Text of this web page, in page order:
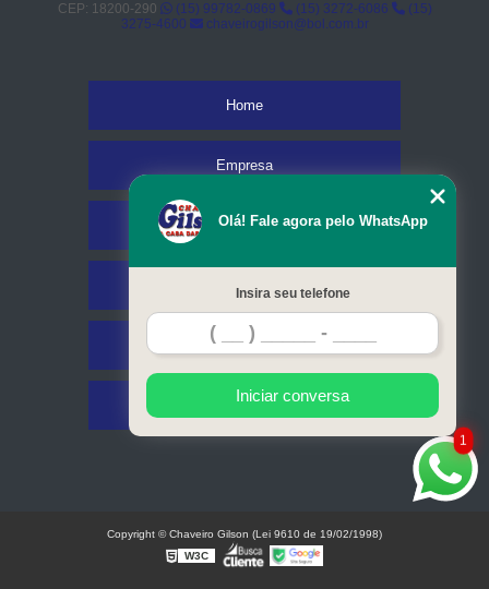
CEP: 18200-290
(15) 99782-0869 (15) 3272-6086
(15)
3275-4600
chaveirogilson@bol.com.br
Home
Empresa
Missão
Serviços
Contato
Mapa do site
1
Olá! Fale agora pelo WhatsApp
Insira seu telefone
Iniciar conversa
Copyright © Chaveiro Gilson (Lei 9610 de 19/02/1998)
W3C